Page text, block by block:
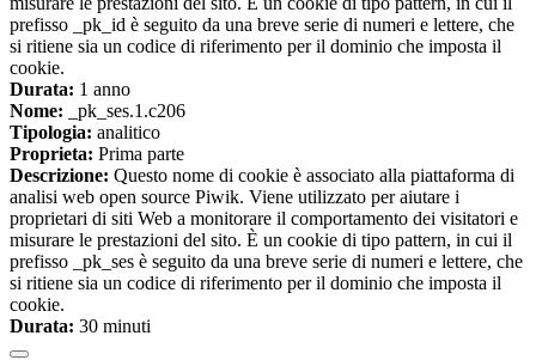
prefisso _pk_id è seguito da una breve serie di numeri e lettere, che
si ritiene sia un codice di riferimento per il dominio che imposta il
cookie.
Durata: 1 anno
Nome: _pk_ses.1.c206
Tipologia: analitico
Proprieta: Prima parte
Descrizione: Questo nome di cookie è associato alla piattaforma di
analisi web open source Piwik. Viene utilizzato per aiutare i
proprietari di siti Web a monitorare il comportamento dei visitatori e
misurare le prestazioni del sito. È un cookie di tipo pattern, in cui il
prefisso _pk_ses è seguito da una breve serie di numeri e lettere, che
si ritiene sia un codice di riferimento per il dominio che imposta il
cookie.
Durata: 30 minuti